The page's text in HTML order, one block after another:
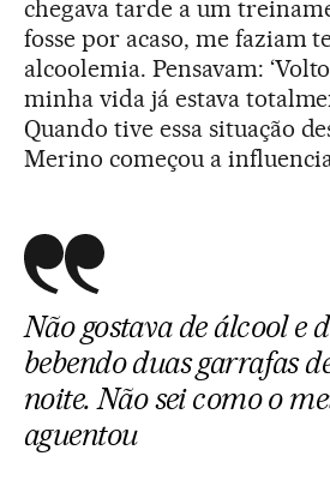
chegava tarde a um
fosse por acaso, me faziam
alcoolemia. Pensavam:
minha vida já estava
Quando tive essa situação
Merino começou a
Não gostava de álcool e
bebendo duas garrafas
noite. Não sei como o
aguentou